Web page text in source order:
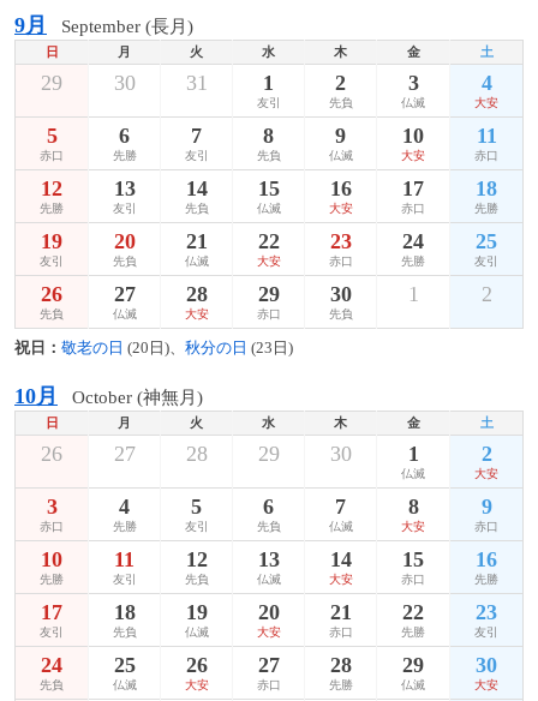
9月 September (長月)
日 月 火 水 木 金 土
29 30 31 1
友引
2
先負
3
仏滅
4
大安
5
赤口
6
先勝
7
友引
8
先負
9
仏滅
10
大安
11
赤口
12
先勝
13
友引
14
先負
15
仏滅
16
大安
17
赤口
18
先勝
19
友引
20
先負
21
仏滅
22
大安
23
赤口
24
先勝
25
友引
26
先負
27
仏滅
28
大安
29
赤口
30
先負
1 2
祝日： 敬老の日 (20日)、 秋分の日 (23日)
10月 October (神無月)
日 月 火 水 木 金 土
26 27 28 29 30 1
仏滅
2
大安
3
赤口
4
先勝
5
友引
6
先負
7
仏滅
8
大安
9
赤口
10
先勝
11
友引
12
先負
13
仏滅
14
大安
15
赤口
16
先勝
17
友引
18
先負
19
仏滅
20
大安
21
赤口
22
先勝
23
友引
24
先負
25
仏滅
26
大安
27
赤口
28
先勝
29
仏滅
30
大安